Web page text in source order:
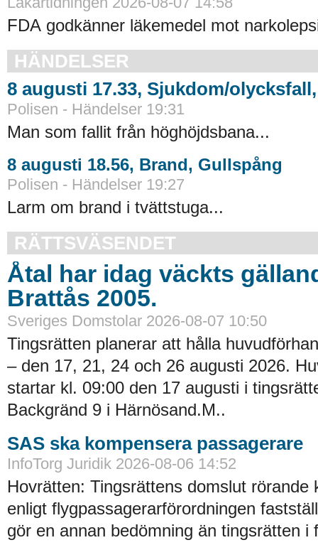
FDA godkänner läkemedel mot
HÄNDELSER
8 augusti 17.33, Sjukdom/
Polisen - Händelser 19:31
Man som fallit från höghöjdsbana...
8 augusti 18.56, Brand, Gullspång
Polisen - Händelser 19:27
Larm om brand i tvättstuga...
RÄTTSVÄSENDET
Åtal har idag väckts
Brattås 2005.
Sveriges Domstolar 2026-08-07 10:50
Tingsrätten planerar att hålla
– den 17, 21, 24 och 26 augusti 2026.
startar kl. 09:00 den 17 augusti i
Backgränd 9 i Härnösand.M..
SAS ska kompensera passagerare
InfoTorg Juridik 2026-08-06 14:52
Hovrätten: Tingsrättens domslut rörande
enligt flygpassagerarförordningen
gör en annan bedömning än tingsrätten i